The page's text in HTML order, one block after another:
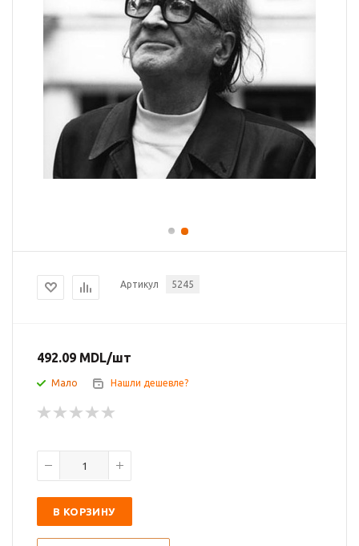
Артикул 5245
492.09 MDL/шт
Мало Нашли дешевле?
В КОРЗИНУ